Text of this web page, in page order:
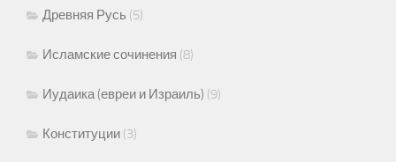
Древняя Русь (5)
Исламские сочинения (8)
Иудаика (евреи и Израиль) (9)
Конституции (3)